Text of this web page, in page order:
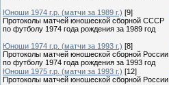
Юноши 1974 г.р. (матчи за 1989 г.) [9]
Протоколы матчей юношеской сборной СССР
по футболу 1974 года рождения за 1989 год
Юноши 1974 г.р. (матчи за 1993 г.) [8]
Протоколы матчей юношеской сборной России
по футболу 1974 года рождения за 1993 год
Юноши 1975 г.р. (матчи за 1993 г.) [12]
Протоколы матчей юношеской сборной России